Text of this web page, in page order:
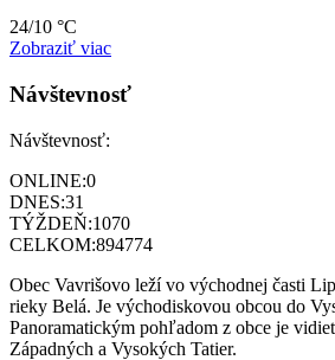
24/10 °C
Zobraziť viac
Návštevnosť
Návštevnosť:
ONLINE:0
DNES:31
TÝŽDEŇ:1070
CELKOM:894774
Obec Vavrišovo leží vo východnej časti
rieky Belá. Je východiskovou obcou do
Panoramatickým pohľadom z obce je
Západných a Vysokých Tatier.